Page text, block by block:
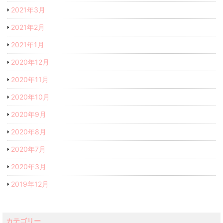
2021年3月
2021年2月
2021年1月
2020年12月
2020年11月
2020年10月
2020年9月
2020年8月
2020年7月
2020年3月
2019年12月
カテゴリー